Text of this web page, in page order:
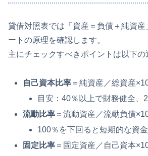
貸借対照表では「資産＝負債＋純資
ートの原理を確認します。
主にチェックすべきポイントは以下の
自己資本比率 ＝純資産／総資産
目安：40％以上で財務健全、
流動比率 ＝流動資産／流動負債
100％を下回ると短期的な資
固定比率 ＝固定資産／自己資本